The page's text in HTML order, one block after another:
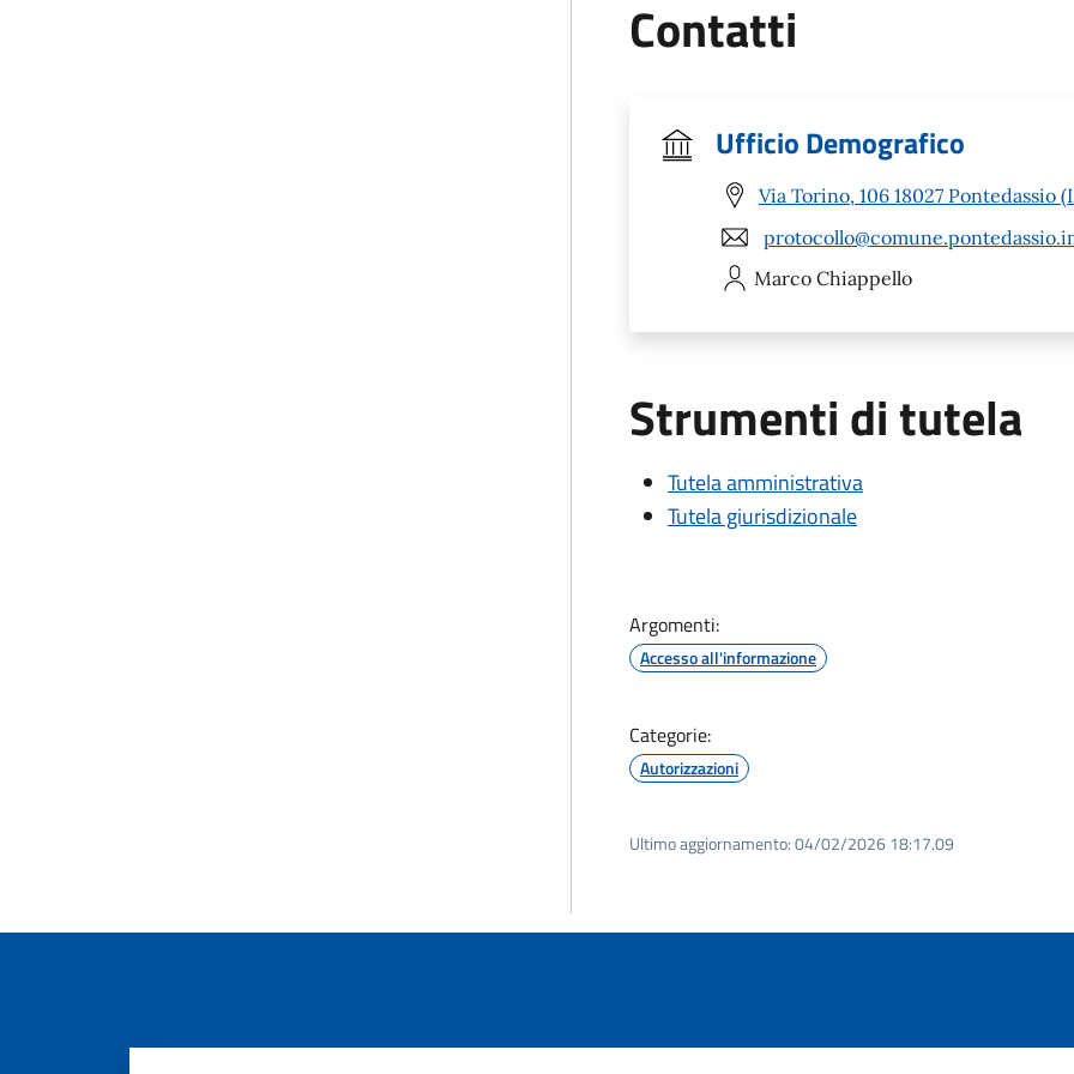
Contatti
Ufficio Demografico
Via Torino, 106 18027 Pontedassio
Marco Chiappello
Strumenti di tutela
Tutela amministrativa
Tutela giurisdizionale
Argomenti:
Accesso all'informazione
Categorie:
Autorizzazioni
Ultimo aggiornamento:04/02/2026 18:17.09